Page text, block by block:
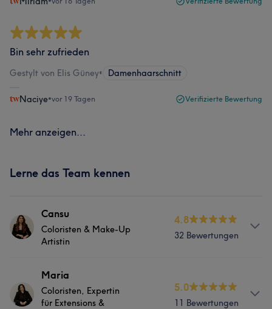
Bin sehr zufrieden
Gestylt von Elis Güney• Damenhaarschnitt
Naciye•vor 19 Tagen Verifizierte Bewertung
Mehr anzeigen...
Lerne das Team kennen
Cansu
Coloristen & Make-Up
Artistin
4.8
32 Bewertungen
Services
Friseur Gesicht Massage
Maria
Coloristen, Expertin
für Extensions &
5.0
11 Bewertungen